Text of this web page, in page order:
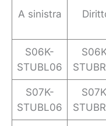
A sinistra
S06K-
STUBL06
S07K-
STUBL06